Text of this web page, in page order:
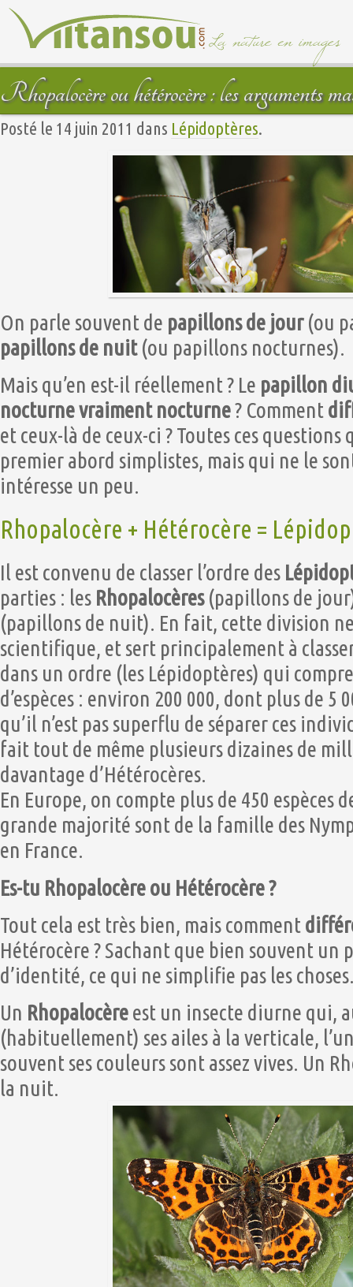
Rhopalocère ou hétérocère : les arguments
Posté le 14 juin 2011 dans Lépidoptères.
On parle souvent de papillons de jour(ou
papillons de nuit(ou papillons nocturnes).
Mais qu’en est-il réellement ? Le papillon
nocturne vraiment nocturne? Comment
et ceux-là de ceux-ci ? Toutes ces
premier abord simplistes, mais qui ne le
intéresse un peu.
Rhopalocère + Hétérocère =
Il est convenu de classer l’ordre des
parties : les Rhopalocères(papillons de
(papillons de nuit). En fait, cette division
scientifique, et sert principalement à
dans un ordre (les Lépidoptères) qui
d’espèces : environ 200 000, dont plus de 5
qu’il n’est pas superflu de séparer ces
fait tout de même plusieurs dizaines de
davantage d’Hétérocères.
En Europe, on compte plus de 450 espèces
grande majorité sont de la famille des
en France.
Es-tu Rhopalocère ou Hétérocère ?
Tout cela est très bien, mais comment
Hétérocère ? Sachant que bien souvent un
d’identité, ce qui ne simplifie pas les
Un Rhopalocèreest un insecte diurne qui,
(habituellement) ses ailes à la verticale,
souvent ses couleurs sont assez vives. Un
la nuit.